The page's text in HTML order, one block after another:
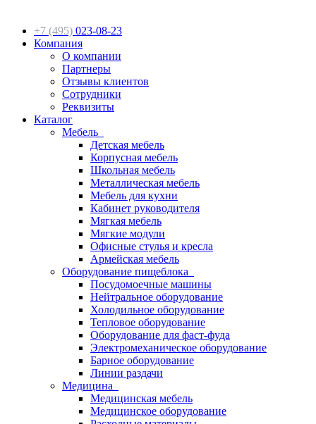
+7 (495) 023-08-23
Компания
О компании
Партнеры
Отзывы клиентов
Сотрудники
Реквизиты
Каталог
Мебель
Детская мебель
Корпусная мебель
Школьная мебель
Металлическая мебель
Мебель для кухни
Кабинет руководителя
Мягкая мебель
Мягкие модули
Офисные стулья и кресла
Армейская мебель
Оборудование пищеблока
Посудомоечные машины
Нейтральное оборудование
Холодильное оборудование
Тепловое оборудование
Оборудование для фаст-фуда
Электромеханическое оборудование
Барное оборудование
Линии раздачи
Медицина
Медицинская мебель
Медицинское оборудование